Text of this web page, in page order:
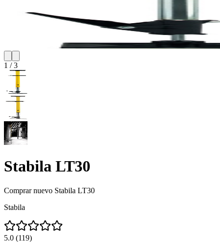
1 /3
Stabila LT30
Comprar nuevo Stabila LT30
Stabila
5.0 (119)